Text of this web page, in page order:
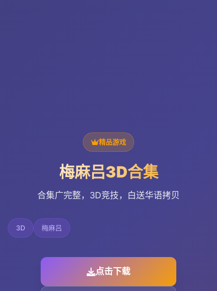
精品游戏
梅麻吕3D合集
合集广完整，3D竞技，白送华语拷贝
3D 梅麻吕
点击下载